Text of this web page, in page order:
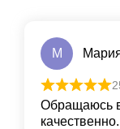
М
Обращаюсь